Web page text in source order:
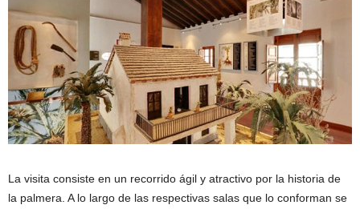
La visita consiste en un recorrido ágil y atractivo por la historia de
la palmera. A lo largo de las respectivas salas que lo conforman se